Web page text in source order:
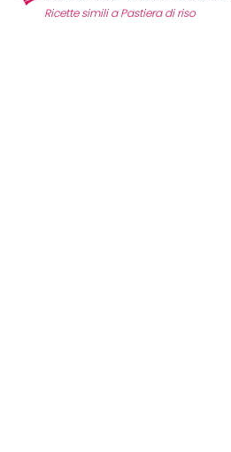
Ricette simili a Pastiera di riso